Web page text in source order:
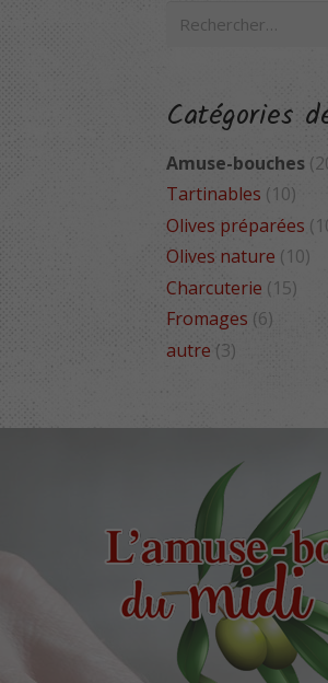
Catégories
Amuse-bouches
Tartinables (10)
Olives préparées
Olives nature (10)
Charcuterie (15)
Fromages (6)
autre (3)